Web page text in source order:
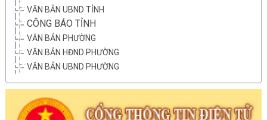
VĂN BẢN UBND TỈNH
CÔNG BÁO TỈNH
VĂN BẢN PHƯỜNG
VĂN BẢN HĐND PHƯỜNG
VĂN BẢN UBND PHƯỜNG